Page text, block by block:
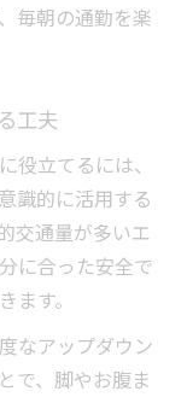
毎朝の通勤を楽
工夫
役立てるには、
識的に活用する
交通量が多いエ
に合った安全で
す。
なアップダウン
で、脚やお腹ま